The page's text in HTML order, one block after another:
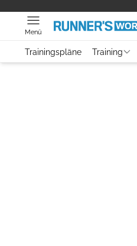
Menü
Trainingspläne Training